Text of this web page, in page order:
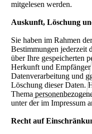
mitgelesen werden.
Auskunft, Löschung
Sie haben im Rahmen
Bestimmungen jederzeit
über Ihre gespeicherten
Herkunft und
Datenverarbeitung und
Löschung dieser Daten.
Thema
unter der im Impressum
Recht auf